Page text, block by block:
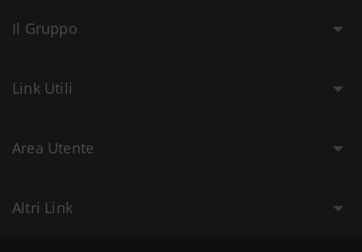
Il Gruppo
Link Utili
Area Utente
Altri Link